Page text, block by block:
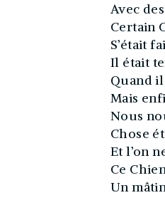
Avec
Certain
S’était
Il était
Quand
Mais
Nous
Chose
Et l’on
Ce
Un